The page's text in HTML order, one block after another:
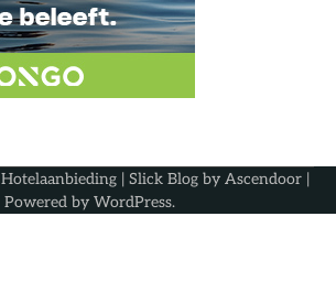
Hotelaanbieding| Slick Blog by Ascendoor|
Powered by WordPress.